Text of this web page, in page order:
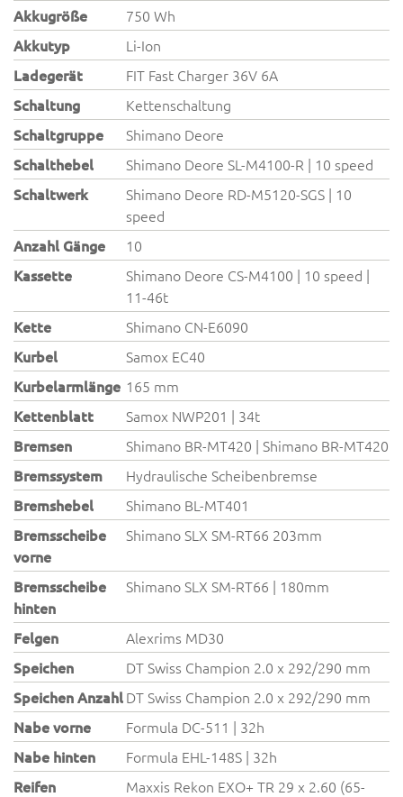
Akkugröße
750 Wh
Akkutyp
Li-Ion
Ladegerät
FIT Fast Charger 36V 6A
Schaltung
Kettenschaltung
Schaltgruppe
Shimano Deore
Schalthebel
Shimano Deore SL-M4100-R | 10 speed
Schaltwerk
Shimano Deore RD-M5120-SGS | 10
speed
Anzahl Gänge
10
Kassette
Shimano Deore CS-M4100 | 10 speed |
11-46t
Kette
Shimano CN-E6090
Kurbel
Samox EC40
Kurbelarmlänge 165 mm
Kettenblatt
Samox NWP201 | 34t
Bremsen
Shimano BR-MT420 | Shimano BR-MT420
Bremssystem
Hydraulische Scheibenbremse
Bremshebel
Shimano BL-MT401
Bremsscheibe
vorne
Shimano SLX SM-RT66 203mm
Bremsscheibe
hinten
Shimano SLX SM-RT66 | 180mm
Felgen
Alexrims MD30
Speichen
DT Swiss Champion 2.0 x 292/290 mm
Speichen AnzahlDT Swiss Champion 2.0 x 292/290 mm
Nabe vorne
Formula DC-511 | 32h
Nabe hinten
Formula EHL-148S | 32h
Reifen
Maxxis Rekon EXO+ TR 29 x 2.60 (65-